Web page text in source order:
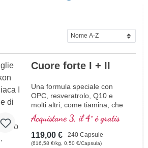
Cuore forte I + II
Una formula speciale con
OPC, resveratrolo, Q10 e
molti altri, come tiamina, che
contribuisce alla normale
funzione cardiaca. (Formula 1
e Formula 2)
Acquistane 3, il 4° è gratis
119,00 € 240 Capsule
(616,58 €/kg, 0,50 €/Capsula)